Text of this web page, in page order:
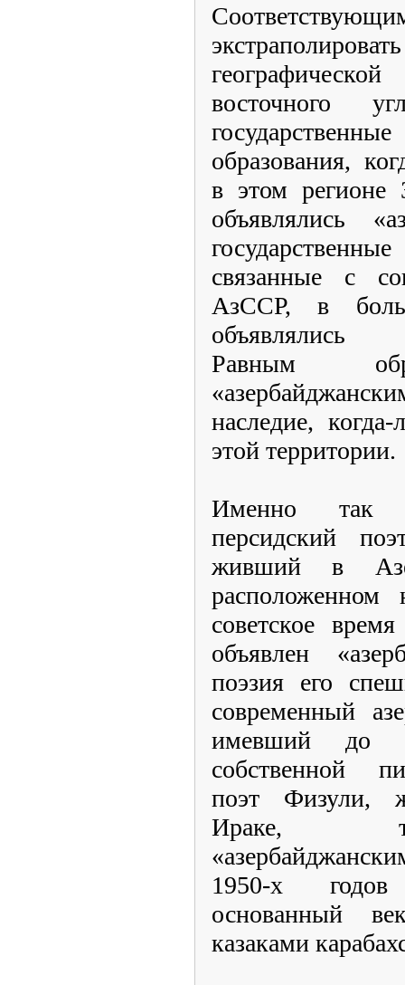
восточного
образования,
в этом регионе
объявлялись
связанные с
АзССР, в
объявлялись
Равным
наследие,
этой территории.
Именно так
персидский
живший в
советское
объявлен
поэзия его
современный
имевший до
собственной
поэт Физули,
Ираке,
1950-х
основанный
казаками